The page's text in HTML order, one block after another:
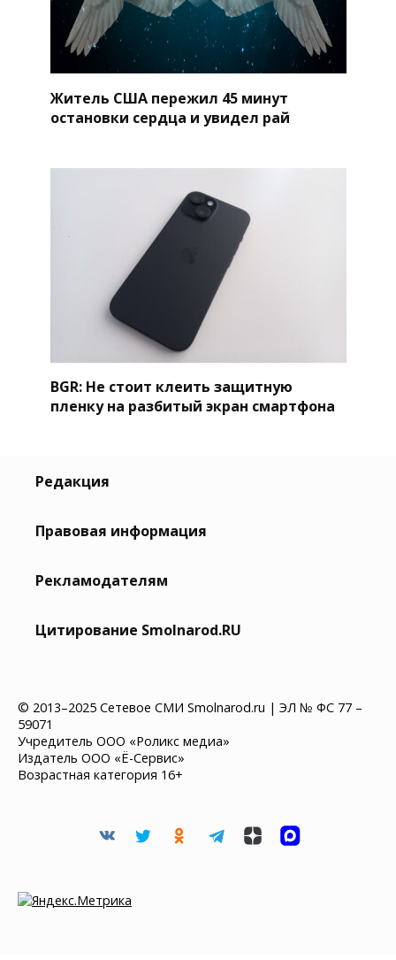
Житель США пережил 45 минут
остановки сердца и увидел рай
BGR: Не стоит клеить защитную
пленку на разбитый экран смартфона
Редакция
Правовая информация
Рекламодателям
Цитирование Smolnarod.RU
© 2013–2025 Сетевое СМИ Smolnarod.ru | ЭЛ № ФС 77 –
59071
Учредитель ООО «Роликс медиа»
Издатель ООО «Ё-Сервис»
Возрастная категория 16+